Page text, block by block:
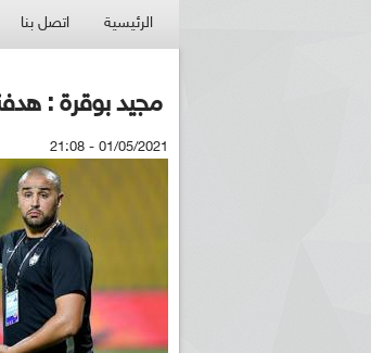
الرئيسية اتصل بنا
مجيد بوقرة :
01/05/2021 - 21:08